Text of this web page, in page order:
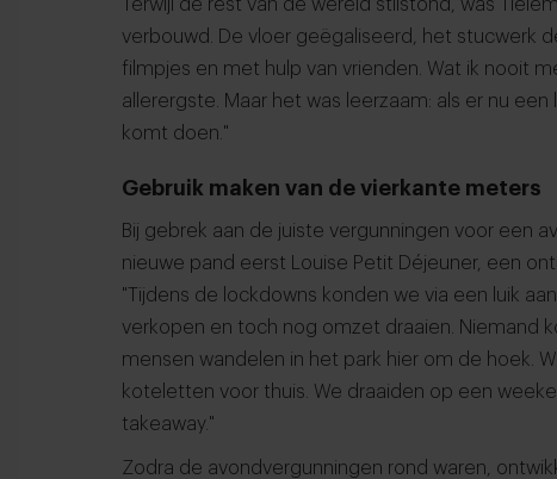
Terwijl de rest van de wereld stilstond, was
verbouwd. De vloer geëgaliseerd, het stucwerk
filmpjes en met hulp van vrienden. Wat ik nooit
allerergste. Maar het was leerzaam: als er nu
komt doen."
Gebruik maken van de vierkante meters
Bij gebrek aan de juiste vergunningen voor een
nieuwe pand eerst Louise Petit Déjeuner, een
"Tijdens de lockdowns konden we via een luik
verkopen en toch nog omzet draaien. Niemand
mensen wandelen in het park hier om de hoek.
koteletten voor thuis. We draaiden op een
takeaway."
Zodra de avondvergunningen rond waren,